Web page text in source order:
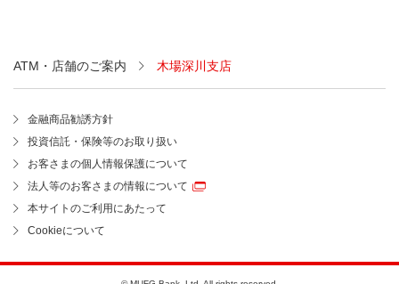
ATM・店舗のご案内 木場深川支店
金融商品勧誘方針
投資信託・保険等のお取り扱い
お客さまの個人情報保護について
法人等のお客さまの情報について
本サイトのご利用にあたって
Cookieについて